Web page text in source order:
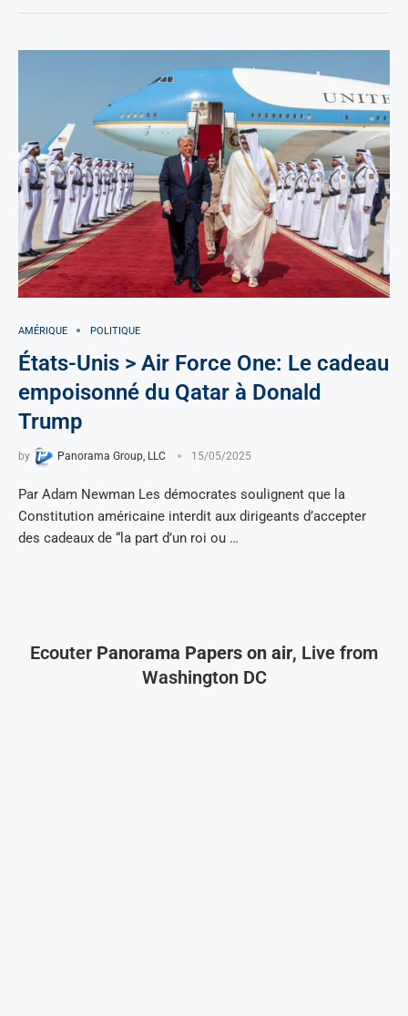
AMÉRIQUE POLITIQUE
États-Unis > Air Force One: Le cadeau
empoisonné du Qatar à Donald
Trump
by Panorama Group, LLC 15/05/2025
Par Adam Newman Les démocrates soulignent que la
Constitution américaine interdit aux dirigeants d’accepter
des cadeaux de “la part d’un roi ou …
Ecouter Panorama Papers on air, Live from
Washington DC